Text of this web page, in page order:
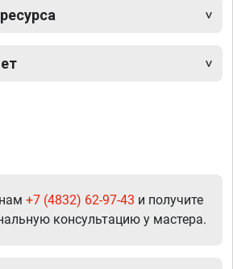
+7 (4832) 62-97-43 и получите
консультацию у мастера.